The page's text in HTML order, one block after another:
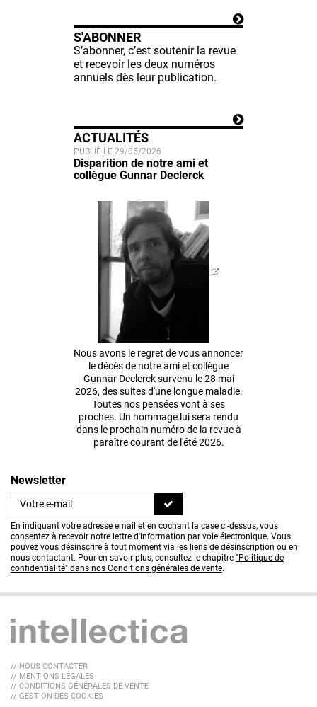
S'ABONNER
S’abonner, c’est soutenir la revue
et recevoir les deux numéros
annuels dès leur publication.
ACTUALITÉS
PUBLIÉ LE 29/05/2026
Disparition de notre ami et
collègue Gunnar Declerck
Nous avons le regret de vous annoncer
le décès de notre ami et collègue
Gunnar Declerck survenu le 28 mai
2026, des suites d'une longue maladie.
Toutes nos pensées vont à ses
proches. Un hommage lui sera rendu
dans le prochain numéro de la revue à
paraître courant de l'été 2026.
Newsletter
En indiquant votre adresse email et en cochant la case ci-dessus, vous
consentez à recevoir notre lettre d'information par voie électronique. Vous
pouvez vous désinscrire à tout moment via les liens de désinscription ou en
nous contactant. Pour en savoir plus, consultez le chapitre "Politique de
confidentialité" dans nos Conditions générales de vente.
// NOUS CONTACTER
// MENTIONS LÉGALES
// CONDITIONS GÉNÉRALES DE VENTE
// GESTION DES COOKIES